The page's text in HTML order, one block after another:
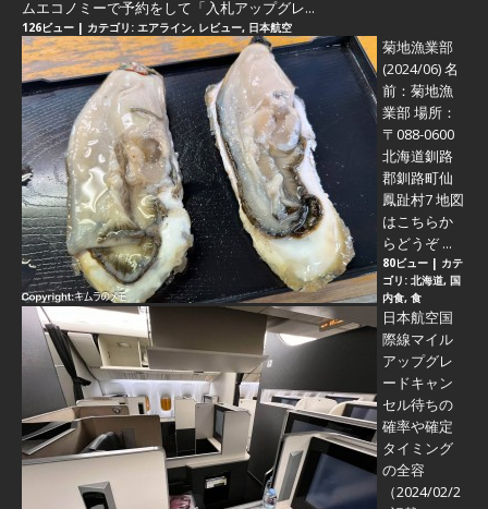
ムエコノミーで予約をして「入札アップグレ...
126ビュー | カテゴリ: エアライン, レビュー, 日本航空
菊地漁業部
(2024/06)名
前：菊地漁
業部 場所：
〒088-0600
北海道釧路
郡釧路町仙
鳳趾村7 地図
はこちらか
らどうぞ ...
80ビュー | カテ
ゴリ: 北海道, 国
内食, 食
日本航空国
際線マイル
アップグレ
ードキャン
セル待ちの
確率や確定
タイミング
の全容
（2024/02/2